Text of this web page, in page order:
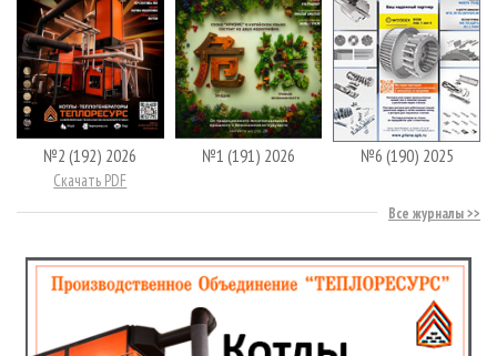
№2 (192) 2026
Скачать PDF
№1 (191) 2026 №6 (190) 2025
Все журналы